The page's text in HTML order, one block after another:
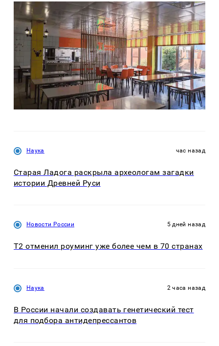
Наука час назад
Старая Ладога раскрыла археологам загадки
истории Древней Руси
Новости России 5 дней назад
Т2 отменил роуминг уже более чем в 70 странах
Наука 2 часа назад
В России начали создавать генетический тест
для подбора антидепрессантов